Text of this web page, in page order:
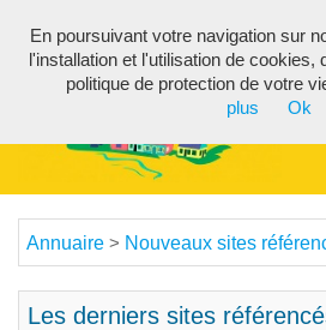
Annuaire > Nouveaux sites
Les derniers sites
En poursuivant votre navigation sur
l'installation et l'utilisation de cookies,
politique de protection de votre
plus
Ok